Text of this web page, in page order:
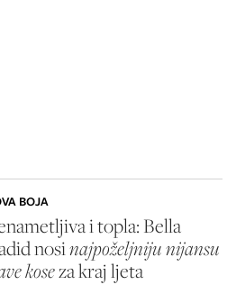
BOJA
i topla: Bella
nosinajpoželjniju nijansu
koseza kraj ljeta